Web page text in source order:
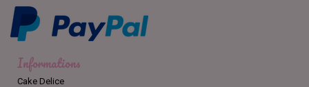
Informations
Cake Delice